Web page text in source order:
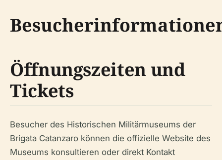
Öffnungszeiten und
Tickets
Besucher des Historischen Militärmuseums der
Brigata Catanzaro können die offizielle Website des
Museums konsultieren oder direkt Kontakt